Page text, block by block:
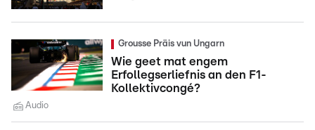
Grousse Präis vun Ungarn
Wie geet mat engem
Erfollegserliefnis an den F1-
Kollektivcongé?
Audio